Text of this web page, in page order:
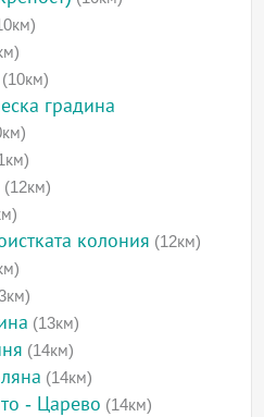
(10км)
градина
(12км)
колония (12км)
(13км)
(14км)
(14км)
- Царево (14км)